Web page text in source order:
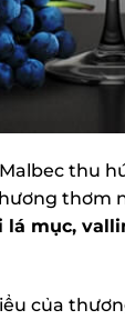
thu
thơm
mục,
của